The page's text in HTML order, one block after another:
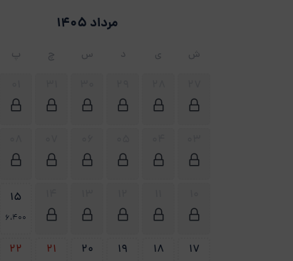
مرداد 1405
ش ی د س چ پ
15
6،400
17
18
19
20
21
22